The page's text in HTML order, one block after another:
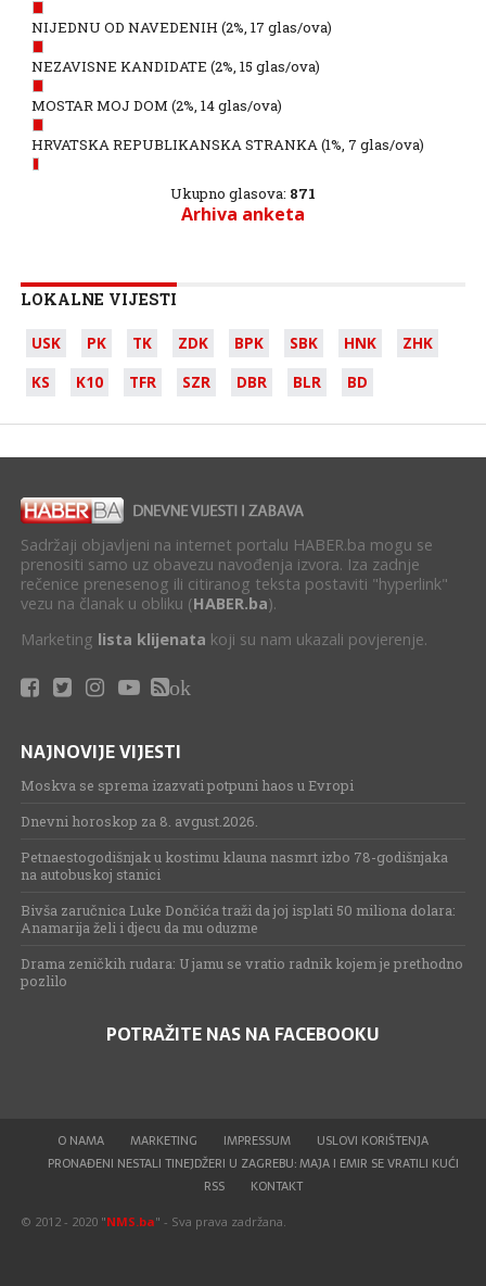
NIJEDNU OD NAVEDENIH (2%, 17 glas/ova)
NEZAVISNE KANDIDATE (2%, 15 glas/ova)
MOSTAR MOJ DOM (2%, 14 glas/ova)
HRVATSKA REPUBLIKANSKA STRANKA(1%, 7 glas/ova)
Ukupno glasova: 871
Arhiva anketa
LOKALNE VIJESTI
USK PK TK ZDK BPK SBK HNK
ZHK
KS
K10 TFR SZR DBR BLR BD
Sadržaji objavljeni na internet portalu HABER.ba mogu se
prenositi samo uz obavezu navođenja izvora. Iza zadnje
rečenice prenesenog ili citiranog teksta postaviti "hyperlink"
vezu na članak u obliku (HABER.ba).
Marketing lista klijenata koji su nam ukazali povjerenje.
ok
NAJNOVIJE VIJESTI
Moskva se sprema izazvati potpuni haos u Evropi
Dnevni horoskop za 8. avgust.2026.
Petnaestogodišnjak u kostimu klauna nasmrt izbo 78-godišnjaka
na autobuskoj stanici
Bivša zaručnica Luke Dončića traži da joj isplati 50 miliona dolara:
Anamarija želi i djecu da mu oduzme
Drama zeničkih rudara: U jamu se vratio radnik kojem je prethodno
pozlilo
POTRAŽITE NAS NA FACEBOOKU
O NAMA MARKETING IMPRESSUM
USLOVI KORIŠTENJA
PRONAĐENI NESTALI TINEJDŽERI U ZAGREBU: MAJA I EMIR SE VRATILI KUĆI
RSS
KONTAKT
© 2012 - 2020 "NMS.ba" - Sva prava zadržana.